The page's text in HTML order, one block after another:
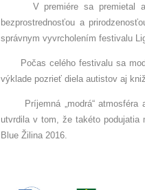
V premiére sa premietal aj
bezprostrednosťou a
správnym vyvrcholením festivalu
Počas celého festivalu sa
výklade pozrieť diela autistov aj
Príjemná „modrá“ atmosféra a
utvrdila v tom, že takéto podujatia
Blue Žilina 2016.